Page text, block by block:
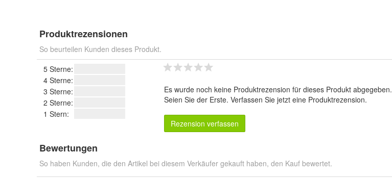
Produktrezensionen
So beurteilen Kunden dieses Produkt.
5 Sterne:
4 Sterne:
3 Sterne:
2 Sterne:
1 Stern:
Es wurde noch keine Produktrezension für dieses Produkt abgegeben.
Seien Sie der Erste. Verfassen Sie jetzt eine Produktrezension.
Rezension verfassen
Bewertungen
So haben Kunden, die den Artikel bei diesem Verkäufer gekauft haben, den Kauf bewertet.